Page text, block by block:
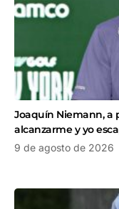
Joaquín Niemann, a
alcanzarme y yo
9 de agosto de 2026